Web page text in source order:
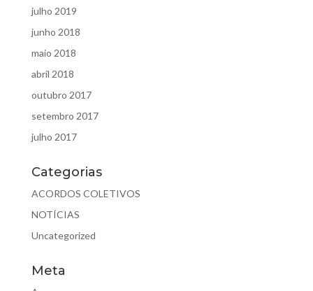
julho 2019
junho 2018
maio 2018
abril 2018
outubro 2017
setembro 2017
julho 2017
Categorias
ACORDOS COLETIVOS
NOTÍCIAS
Uncategorized
Meta